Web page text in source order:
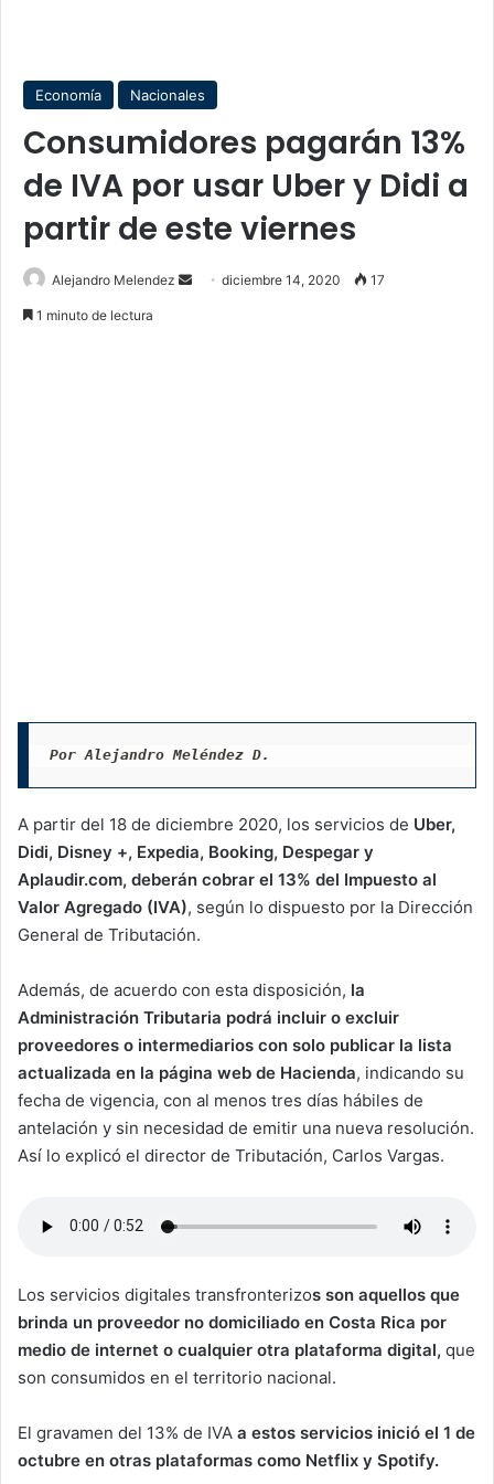
Economía Nacionales
Consumidores pagarán 13%
de IVA por usar Uber y Didi a
partir de este viernes
Alejandro Melendez
Senddiciembre 14, 2020 17
1 minuto de lectura
Por Alejandro Meléndez D.
A partir del 18 de diciembre 2020, los servicios de Uber,
Didi, Disney +, Expedia, Booking, Despegar y
Aplaudir.com, deberán cobrar el 13% del Impuesto al
Valor Agregado (IVA), según lo dispuesto por la Dirección
General de Tributación.
Además, de acuerdo con esta disposición, la
Administración Tributaria podrá incluir o excluir
proveedores o intermediarios con solo publicar la lista
actualizada en la página web de Hacienda, indicando su
fecha de vigencia, con al menos tres días hábiles de
antelación y sin necesidad de emitir una nueva resolución.
Así lo explicó el director de Tributación, Carlos Vargas.
Los servicios digitales transfronterizos son aquellos que
brinda un proveedor no domiciliado en Costa Rica por
medio de internet o cualquier otra plataforma digital, que
son consumidos en el territorio nacional.
El gravamen del 13% de IVA a estos servicios inició el 1 de
octubre en otras plataformas como Netflix y Spotify.